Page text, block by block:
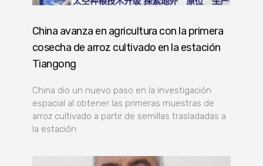
China avanza en agricultura con la primera
cosecha de arroz cultivado en la estación
Tiangong
China dio un nuevo paso en la investigación
espacial al obtener las primeras muestras de
arroz cultivado a partir de semillas trasladadas a
la estación